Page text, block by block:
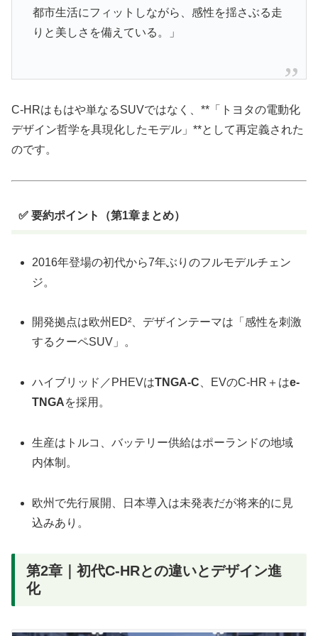
都市生活にフィットしながら、感性を揺さぶる走
りと美しさを備えている。」
C-HRはもはや単なるSUVではなく、**「トヨタの電動化
デザイン哲学を具現化したモデル」**として再定義された
のです。
✅ 要約ポイント（第1章まとめ）
2016年登場の初代から7年ぶりのフルモデルチェン
ジ。
開発拠点は欧州ED²、デザインテーマは「感性を刺激
するクーペSUV」。
ハイブリッド／PHEVはTNGA-C 、EVのC-HR＋はe-
TNGAを採用。
生産はトルコ、バッテリー供給はポーランドの地域
内体制。
欧州で先行展開、日本導入は未発表だが将来的に見
込みあり。
第2章｜初代C-HRとの違いとデザイン進
化